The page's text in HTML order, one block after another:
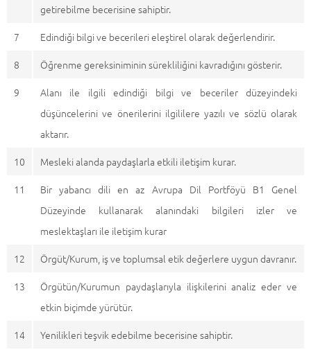
getirebilme becerisine sahiptir.
7
Edindiği bilgi ve becerileri eleştirel olarak değerlendirir.
8
Öğrenme gereksiniminin sürekliliğini kavradığını gösterir.
9
Alanı ile ilgili edindiği bilgi ve beceriler düzeyindeki
düşüncelerini ve önerilerini ilgililere yazılı ve sözlü olarak
aktarır.
10
Mesleki alanda paydaşlarla etkili iletişim kurar.
11
Bir yabancı dili en az Avrupa Dil Portföyü B1 Genel
Düzeyinde kullanarak alanındaki bilgileri izler ve
meslektaşları ile iletişim kurar
12
Örgüt/Kurum, iş ve toplumsal etik değerlere uygun davranır.
13
Örgütün/Kurumun paydaşlarıyla ilişkilerini analiz eder ve
etkin biçimde yürütür.
14
Yenilikleri teşvik edebilme becerisine sahiptir.